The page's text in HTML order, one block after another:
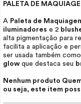
PALETA DE
A Paleta de
iluminadores e 2
alta pigmentação para
facilita a aplicação e
ser usada também como
glow que destaca seu
Nenhum produto
ou seja, este item